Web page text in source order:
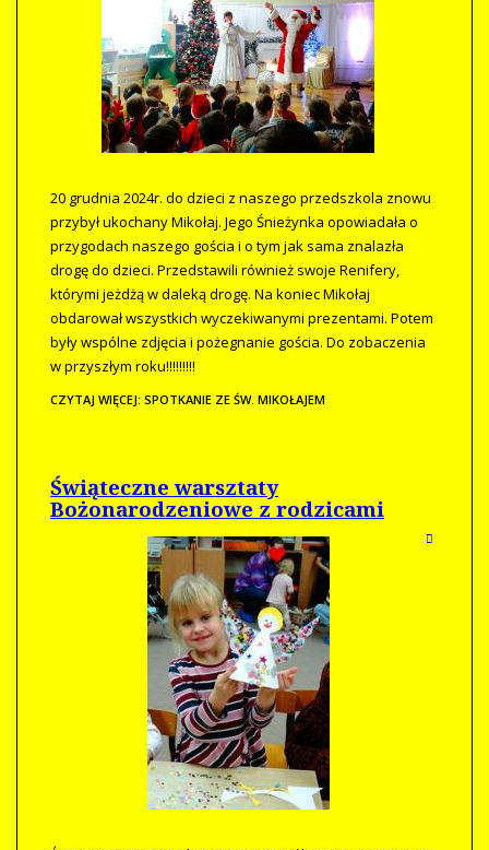
20 grudnia 2024r. do dzieci z naszego przedszkola znowu
przybył ukochany Mikołaj. Jego Śnieżynka opowiadała o
przygodach naszego gościa i o tym jak sama znalazła
drogę do dzieci. Przedstawili również swoje Renifery,
którymi jeżdżą w daleką drogę. Na koniec Mikołaj
obdarował wszystkich wyczekiwanymi prezentami. Potem
były wspólne zdjęcia i pożegnanie gościa. Do zobaczenia
w przyszłym roku!!!!!!!!!
CZYTAJ WIĘCEJ: SPOTKANIE ZE ŚW. MIKOŁAJEM
Świąteczne warsztaty
Bożonarodzeniowe z rodzicami